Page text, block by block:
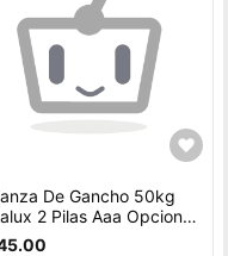
De Gancho 50kg
2 Pilas Aaa Opcion
Cjx OP-607